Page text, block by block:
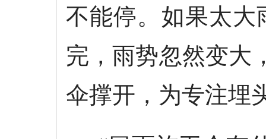
不能停。如果太
完，雨势忽然变大
伞撑开，为专注埋